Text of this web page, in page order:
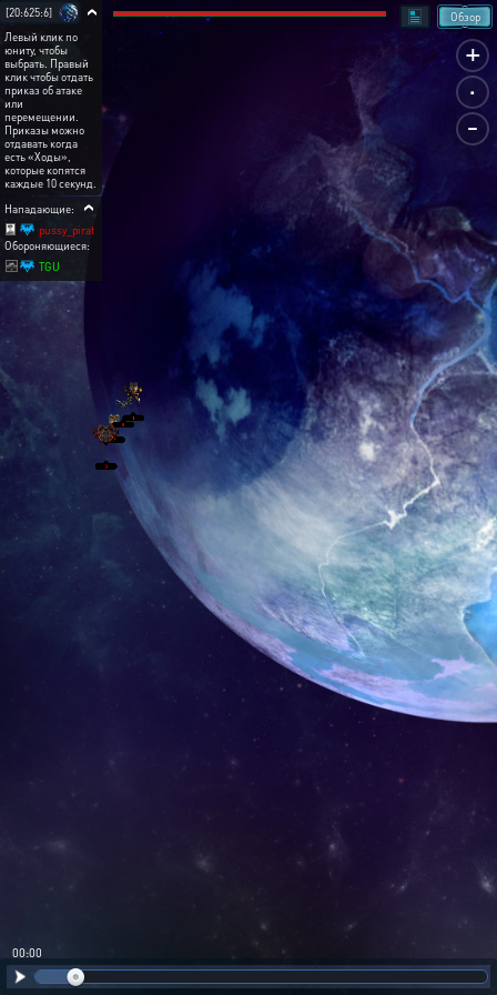
+
.
-
Обзор
[20:625:6]
Левый клик по
юниту, чтобы
выбрать. Правый
клик чтобы отдать
приказ об атаке
или
перемещении.
Приказы можно
отдавать когда
есть «Ходы»,
которые копятся
каждые 10 секунд.
Нападающие:
pussy_pirat
Обороняющиеся:
TGU
00:01